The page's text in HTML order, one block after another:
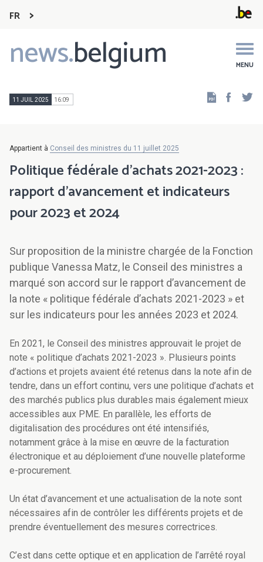
FR
news.belgium MENU
Main
navigation
11 JUIL 2025 16:09
Appartient à Conseil des ministres du 11 juillet 2025
Politique fédérale d'achats 2021-2023 :
rapport d’avancement et indicateurs
pour 2023 et 2024
Sur proposition de la ministre chargée de la Fonction
publique Vanessa Matz, le Conseil des ministres a
marqué son accord sur le rapport d’avancement de
la note « politique fédérale d’achats 2021-2023 » et
sur les indicateurs pour les années 2023 et 2024.
En 2021, le Conseil des ministres approuvait le projet de
note « politique d’achats 2021-2023 ». Plusieurs points
d’actions et projets avaient été retenus dans la note afin de
tendre, dans un effort continu, vers une politique d’achats et
des marchés publics plus durables mais également mieux
accessibles aux PME. En parallèle, les efforts de
digitalisation des procédures ont été intensifiés,
notamment grâce à la mise en œuvre de la facturation
électronique et au déploiement d’une nouvelle plateforme
e-procurement.
Un état d’avancement et une actualisation de la note sont
nécessaires afin de contrôler les différents projets et de
prendre éventuellement des mesures correctrices.
C’est dans cette optique et en application de l’arrêté royal